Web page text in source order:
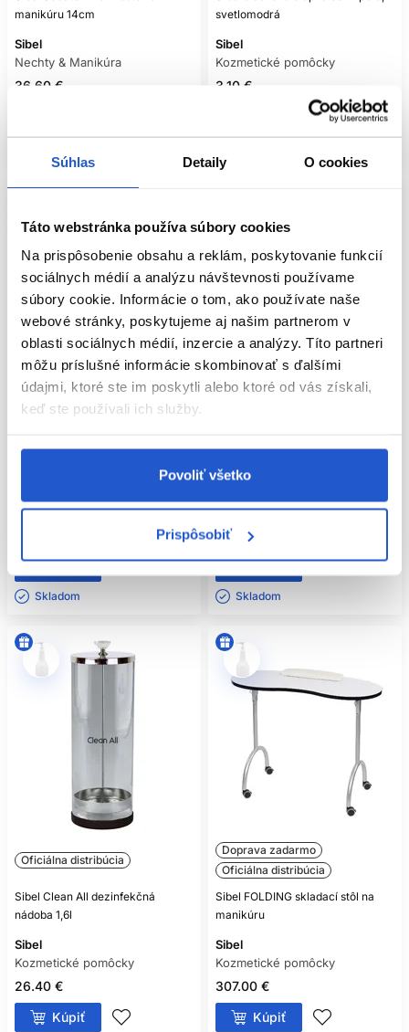
Súhlas Detaily O cookies
Táto webstránka používa súbory cookies
Na prispôsobenie obsahu a reklám, poskytovanie funkcií
sociálnych médií a analýzu návštevnosti používame
súbory cookie. Informácie o tom, ako používate naše
webové stránky, poskytujeme aj našim partnerom v
oblasti sociálnych médií, inzercie a analýzy. Títo partneri
môžu príslušné informácie skombinovať s ďalšími
údajmi, ktoré ste im poskytli alebo ktoré od vás získali,
keď ste používali ich služby.
Povoliť všetko
Prispôsobiť
manikúru 14cm
Sibel
Nechty & Manikúra
36.60 €
svetlomodrá
Sibel
Kozmetické pomôcky
3.10 €
Mám záujem
Oficiálna distribúcia
Sibel sklenený pilník na nechty
Kozmetické pomôcky
Kúpiť
Skladom ㅤ
Sibel olejová sviečka na masáž
Kozmetické pomôcky
11.90 €
Kúpiť
Skladom ㅤ
Oficiálna distribúcia
Sibel Clean All dezinfekčná
nádoba 1,6l
Sibel
Kozmetické pomôcky
26.40 €
Kúpiť
Doprava zadarmo
Oficiálna distribúcia
Sibel FOLDING skladací stôl na
manikúru
Sibel
Kozmetické pomôcky
307.00 €
Kúpiť